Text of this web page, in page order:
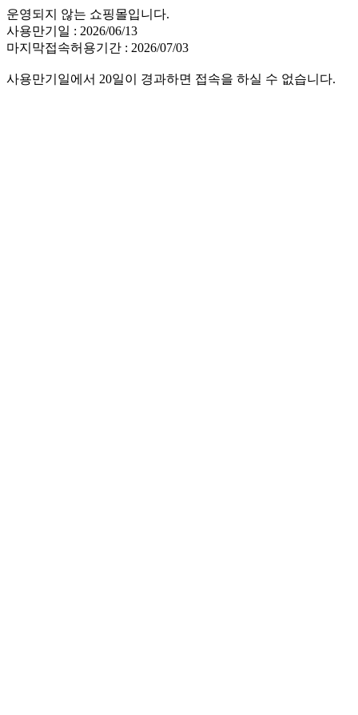
운영되지 않는 쇼핑몰입니다.
사용만기일 : 2026/06/13
마지막접속허용기간 : 2026/07/03
사용만기일에서 20일이 경과하면 접속을 하실 수 없습니다.